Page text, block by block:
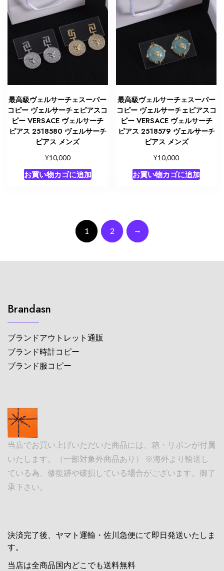
最高級ヴェルサーチェスーパー
コピー ヴェルサーチェピアスコ
ピー VERSACE ヴェルサーチ
ピアス 2518580 ヴェルサーチ
ピアス メンズ
¥10,000
お買い物カゴに追加
最高級ヴェルサーチェスーパー
コピー ヴェルサーチェピアスコ
ピー VERSACE ヴェルサーチ
ピアス 2518579 ヴェルサーチ
ピアス メンズ
¥10,000
お買い物カゴに追加
1 2 →
Brandasn
ブランドアウトレット通販
ブランド時計コピー
ブランド服コピー
当店でお買い上げいただいた商品には、箱・リボンが付属
いたします。（一部対象外商品あり） ※海外より輸送し
ている為、修復跡や破損している場合がございます。御了
承下さい。
決済完了後、ヤマト運輸・佐川急便にて即日発送いたしま
す。
当店は全商品国内どこでも送料無料